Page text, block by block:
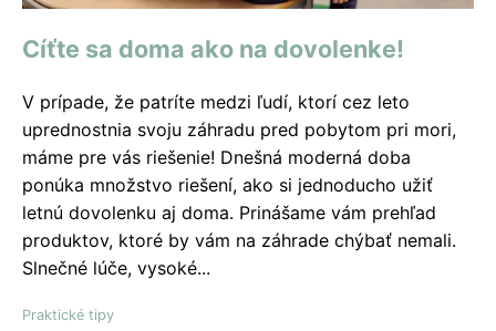
Cíťte sa doma ako na dovolenke!
V prípade, že patríte medzi ľudí, ktorí cez leto
uprednostnia svoju záhradu pred pobytom pri mori,
máme pre vás riešenie! Dnešná moderná doba
ponúka množstvo riešení, ako si jednoducho užiť
letnú dovolenku aj doma. Prinášame vám prehľad
produktov, ktoré by vám na záhrade chýbať nemali.
Slnečné lúče, vysoké...
Praktické tipy